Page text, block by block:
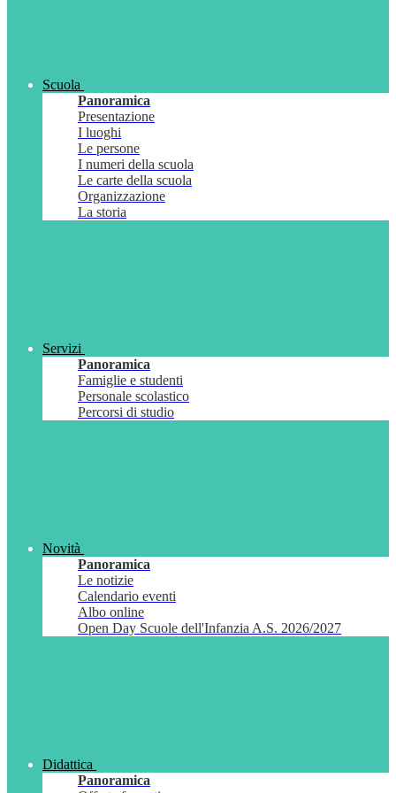
Scuola
Panoramica
Presentazione
I luoghi
Le persone
I numeri della scuola
Le carte della scuola
Organizzazione
La storia
Servizi
Panoramica
Famiglie e studenti
Personale scolastico
Percorsi di studio
Novità
Panoramica
Le notizie
Calendario eventi
Albo online
Open Day Scuole dell'Infanzia A.S. 2026/2027
Didattica
Panoramica